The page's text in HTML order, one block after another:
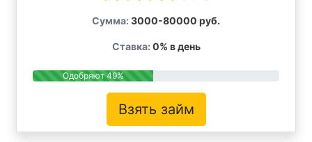
Сумма: 3000-80000 руб.
Ставка: 0% в день
Одобряют 49%
Взять займ